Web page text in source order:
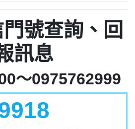
號查詢、回
訊息
～0975762999